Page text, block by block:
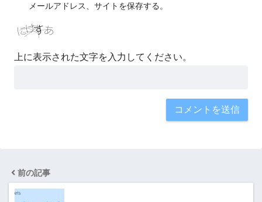
メールアドレス、サイトを保存する。
上に表示された文字を入力してください。
前の記事